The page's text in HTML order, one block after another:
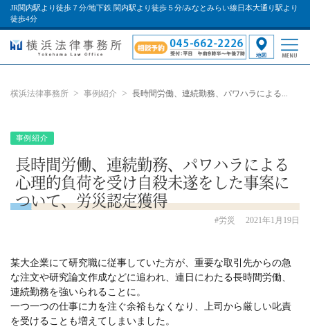
JR関内駅より徒歩７分/地下鉄 関内駅より徒歩５分/みなとみらい線日本大通り駅より
徒歩4分
横浜法律事務所 事例紹介 長時間労働、連続勤務、パワハラによる...
事例紹介
長時間労働、連続勤務、パワハラによる
心理的負荷を受け自殺未遂をした事案に
ついて、労災認定獲得
#労災 2021年1月19日
某大企業にて研究職に従事していた方が、重要な取引先からの急
な注文や研究論文作成などに追われ、連日にわたる長時間労働、
連続勤務を強いられることに。
一つ一つの仕事に力を注ぐ余裕もなくなり、上司から厳しい叱責
を受けることも増えてしまいました。